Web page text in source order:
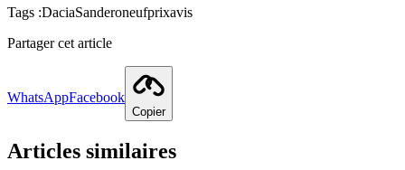
Tags :DaciaSanderoneufprixavis
Partager cet article
WhatsAppFacebook
Copier
Articles similaires